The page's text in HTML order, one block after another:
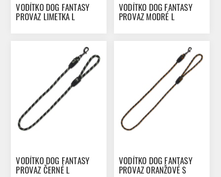
VODÍTKO DOG FANTASY
PROVAZ LIMETKA L
VODÍTKO DOG FANTASY
PROVAZ MODRÉ L
VODÍTKO DOG FANTASY
PROVAZ ČERNÉ L
VODÍTKO DOG FANTASY
PROVAZ ORANŽOVÉ S